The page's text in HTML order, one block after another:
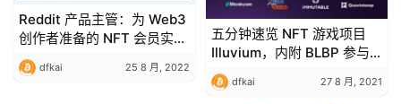
Reddit 产品主管：为 Web3
创作者准备的 NFT 会员实用
指南
dfkai 25 8 月, 2022
五分钟速览 NFT 游戏项目
Illuvium，内附 BLBP 参与
教程
dfkai 27 8 月, 2021